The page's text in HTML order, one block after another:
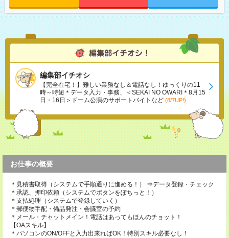
編集部イチオシ
【完全在宅！】難しい業務なし＆電話なし！ゆっくりの11
時～時短＊データ入力・事務、＜SEKAI NO OWARI＊8月15
日・16日＞ドーム公演のサポートバイトなど (8/7UP!)
お仕事の概要
＊見積書取得（システムで手順通りに進める！） ⇒データ登録・チェック
＊承認、押印依頼（システムでボタンをぽちっと！）
＊支払処理（システムで登録していく）
＊郵便物手配・備品発注・会議室の予約
＊メール・チャットメイン！電話はあってもほんのチョット！
【OAスキル】
＊パソコンのON/OFFと入力出来ればOK！特別スキル必要なし！